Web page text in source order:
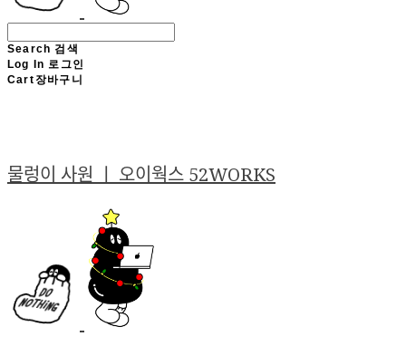
Search 검색
Log In 로그인
Cart 장바구니
물렁이 사원 ㅣ 오이웍스 52WORKS